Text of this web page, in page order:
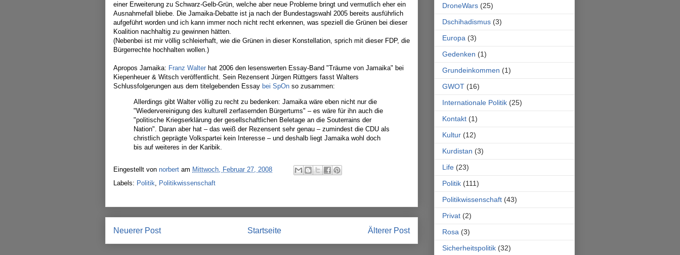
einer Erweiterung zu Schwarz-Gelb-Grün, welche aber neue Probleme bringt und vermutlich eher ein
Ausnahmefall bliebe. Die Jamaika-Debatte ist ja nach der Bundestagswahl 2005 bereits ausführlich
aufgeführt worden und ich kann immer noch nicht recht erkennen, was speziell die Grünen bei dieser
Koalition nachhaltig zu gewinnen hätten.
(Nebenbei ist mir völlig schleierhaft, wie die Grünen in dieser Konstellation, sprich mit dieser FDP, die
Bürgerrechte hochhalten wollen.)
Apropos Jamaika: Franz Walter hat 2006 den lesenswerten Essay-Band "Träume von Jamaika" bei
Kiepenheuer & Witsch veröffentlicht. Sein Rezensent Jürgen Rüttgers fasst Walters
Schlussfolgerungen aus dem titelgebenden Essay bei SpOn so zusammen:
Allerdings gibt Walter völlig zu recht zu bedenken: Jamaika wäre eben nicht nur die
"Wiedervereinigung des kulturell zerfasernden Bürgertums" – es wäre für ihn auch die
"politische Kriegserklärung der gesellschaftlichen Beletage an die Souterrains der
Nation". Daran aber hat – das weiß der Rezensent sehr genau – zumindest die CDU als
christlich geprägte Volkspartei kein Interesse – und deshalb liegt Jamaika wohl doch
bis auf weiteres in der Karibik.
Eingestellt von norbert am Mittwoch, Februar 27, 2008
Labels: Politik, Politikwissenschaft
Neuerer Post Älterer Post
Startseite
DroneWars (25)
Dschihadismus (3)
Europa (3)
Gedenken (1)
Grundeinkommen (1)
GWOT (16)
Internationale Politik (25)
Kontakt (1)
Kultur (12)
Kurdistan (3)
Life (23)
Politik (111)
Politikwissenschaft (43)
Privat (2)
Rosa (3)
Sicherheitspolitik (32)